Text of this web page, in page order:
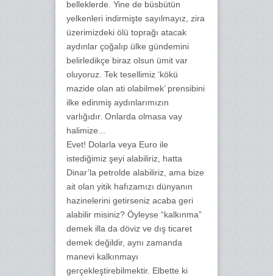
belleklerde. Yine de büsbütün
yelkenleri indirmişte sayılmayız, zira
üzerimizdeki ölü toprağı atacak
aydınlar çoğalıp ülke gündemini
belirledikçe biraz olsun ümit var
oluyoruz. Tek tesellimiz ‘kökü
mazide olan ati olabilmek’ prensibini
ilke edinmiş aydınlarımızın
varlığıdır. Onlarda olmasa vay
halimize...
Evet! Dolarla veya Euro ile
istediğimiz şeyi alabiliriz, hatta
Dinar’la petrolde alabiliriz, ama bize
ait olan yitik hafızamızı dünyanın
hazinelerini getirseniz acaba geri
alabilir misiniz? Öyleyse “kalkınma”
demek illa da döviz ve dış ticaret
demek değildir, aynı zamanda
manevi kalkınmayı
gerçekleştirebilmektir. Elbette ki